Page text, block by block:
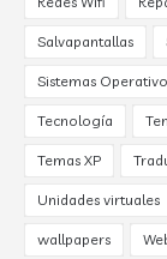
Salvapantallas
Sistemas
Tecnología
Temas XP
Unidades virtuales
wallpapers